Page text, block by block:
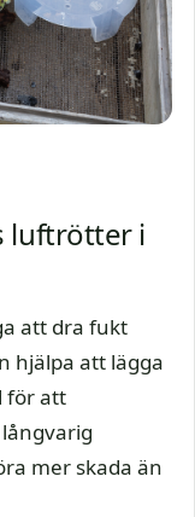
luftrötter i
att dra fukt
hjälpa att lägga
för att
mer skada än